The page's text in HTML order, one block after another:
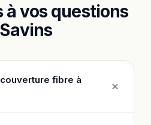
à vos questions
fibre à